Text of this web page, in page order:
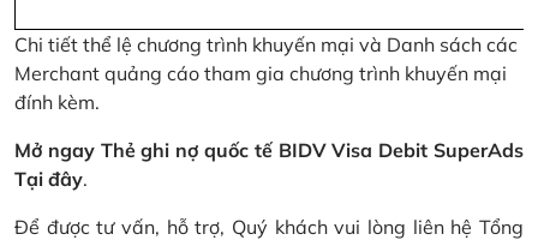
Chi tiết thể lệ chương trình khuyến mại và Danh sách các
Merchant quảng cáo tham gia chương trình khuyến mại
đính kèm.
Mở ngay Thẻ ghi nợ quốc tế BIDV Visa Debit SuperAds
Tại đây.
Để được tư vấn, hỗ trợ, Quý khách vui lòng liên hệ Tổng